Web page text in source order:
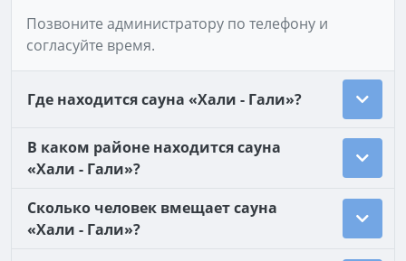
Позвоните администратору по телефону и
согласуйте время.
Где находится сауна «Хали - Гали»?
В каком районе находится сауна
«Хали - Гали»?
Сколько человек вмещает сауна
«Хали - Гали»?